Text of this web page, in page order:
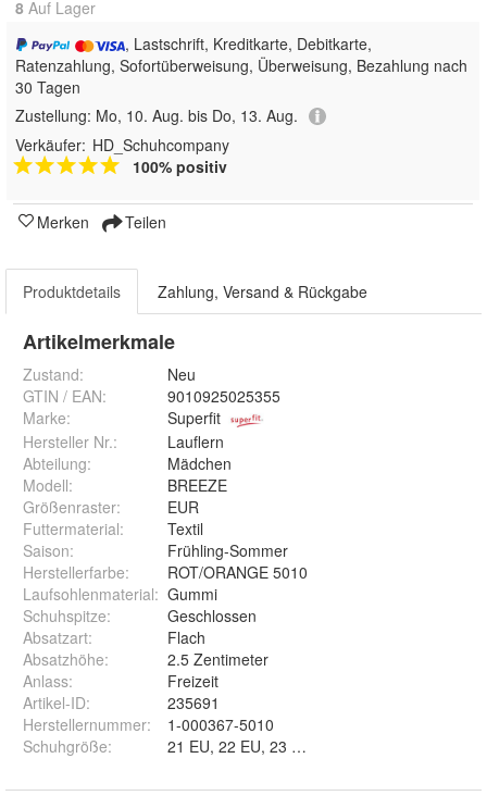
8 Auf Lager
, Lastschrift, Kreditkarte, Debitkarte,
Ratenzahlung, Sofortüberweisung, Überweisung, Bezahlung nach
30 Tagen
Zustellung: Mo, 10. Aug. bis Do, 13. Aug.
Verkäufer: HD_Schuhcompany
100% positiv
Merken Teilen
Produktdetails Zahlung, Versand & Rückgabe
Artikelmerkmale
Zustand:
Neu
GTIN / EAN:
9010925025355
Marke:
Superfit
Hersteller Nr.:
Lauflern
Abteilung:
Mädchen
Modell:
BREEZE
Größenraster:
EUR
Futtermaterial:
Textil
Saison:
Frühling-Sommer
Herstellerfarbe:
ROT/ORANGE 5010
Laufsohlenmaterial: Gummi
Schuhspitze:
Geschlossen
Absatzart:
Flach
Absatzhöhe:
2.5 Zentimeter
Anlass:
Freizeit
Artikel-ID:
235691
Herstellernummer:
1-000367-5010
Schuhgröße: